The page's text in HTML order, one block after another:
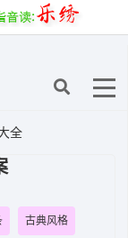
全
古典风格